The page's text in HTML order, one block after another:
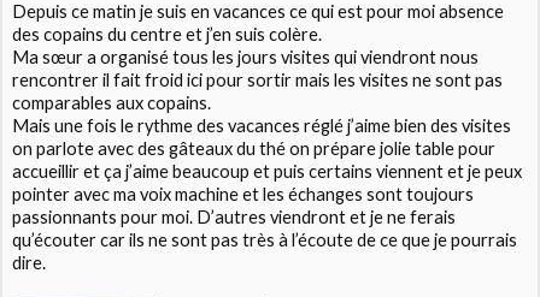
Depuis ce matin je suis en vacances ce qui est pour moi absence
des copains du centre et j’en suis colère.
Ma sœur a organisé tous les jours visites qui viendront nous
rencontrer il fait froid ici pour sortir mais les visites ne sont pas
comparables aux copains.
Mais une fois le rythme des vacances réglé j’aime bien des visites
on parlote avec des gâteaux du thé on prépare jolie table pour
accueillir et ça j’aime beaucoup et puis certains viennent et je peux
pointer avec ma voix machine et les échanges sont toujours
passionnants pour moi. D’autres viendront et je ne ferais
qu’écouter car ils ne sont pas très à l’écoute de ce que je pourrais
dire.